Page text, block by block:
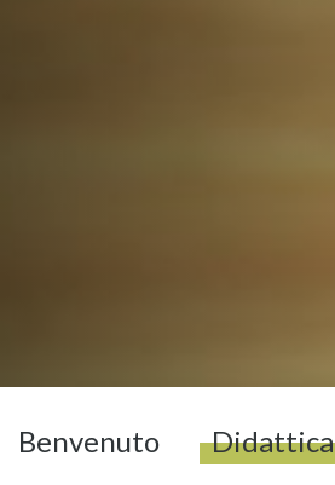
Benvenuto Didattica